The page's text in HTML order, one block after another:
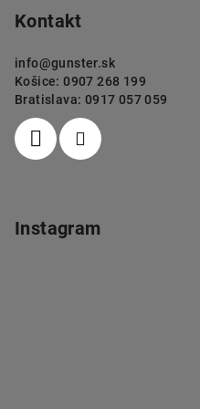
Kontakt
info@gunster.sk
Košice: 0907 268 199
Bratislava: 0917 057 059
Instagram